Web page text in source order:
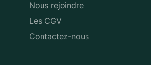
Nous rejoindre
Les CGV
Contactez-nous